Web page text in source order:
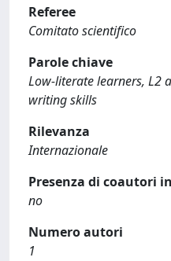
Referee
Comitato scientifico
Parole chiave
Low-literate learners, L2
writing skills
Rilevanza
Internazionale
Presenza di coautori
no
Numero autori
1